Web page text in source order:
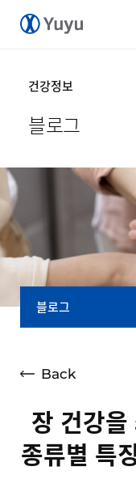
건강정보
블로그
블로그
Back
장 건강
종류별 특